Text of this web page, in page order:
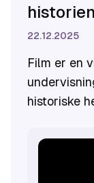
historien
22.12.2025
Film er en
historiske
Hvis